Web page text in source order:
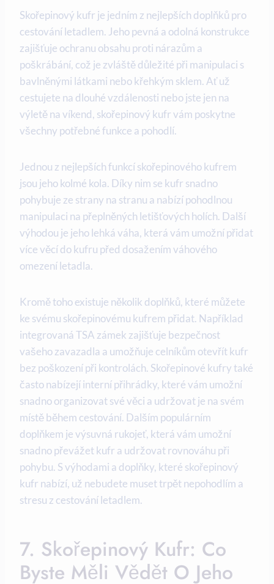
Skořepinový kufr je jedním z nejlepších doplňků pro
cestování letadlem. Jeho pevná a odolná konstrukce
zajišťuje ochranu obsahu proti nárazům a
poškrábání, což je zvláště důležité při manipulaci s
bavlněnými látkami nebo křehkým sklem. Ať už
cestujete na dlouhé vzdálenosti nebo jste jen na
výletě na víkend, skořepinový kufr vám poskytne
všechny potřebné funkce a pohodlí.
Jednou z nejlepších funkcí skořepinového kufrem
jsou jeho kolmé kola. Díky nim se kufr snadno
pohybuje ze strany na stranu a nabízí pohodlnou
manipulaci na přeplněných letišťových holích. Další
výhodou je jeho lehká váha, která vám umožní přidat
více věcí do kufru před dosažením váhového
omezení letadla.
Kromě toho existuje několik doplňků, které můžete
ke svému skořepinovému kufrem přidat. Například
integrovaná TSA zámek zajišťuje bezpečnost
vašeho zavazadla a umožňuje celníkům otevřít kufr
bez poškození při kontrolách. Skořepinové kufry také
často nabízejí interní přihrádky, které vám umožní
snadno organizovat své věci a udržovat je na svém
místě během cestování. Dalším populárním
doplňkem je výsuvná rukojeť, která vám umožní
snadno převážet kufr a udržovat rovnováhu při
pohybu. S výhodami a doplňky, které skořepinový
kufr nabízí, už nebudete muset trpět nepohodlím a
stresu z cestování letadlem.
7. Skořepinový Kufr: Co
Byste Měli Vědět O Jeho